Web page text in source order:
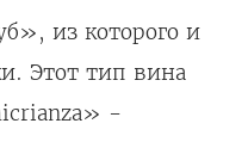
из которого и
Этот тип вина
-